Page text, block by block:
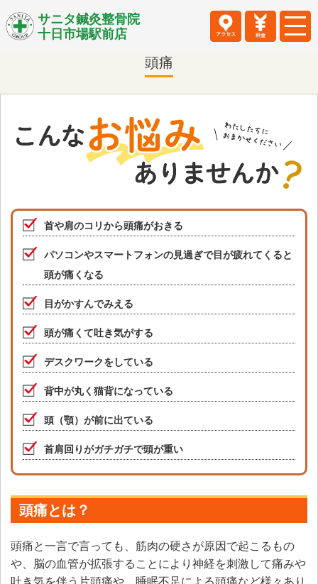
サニタ鍼灸整骨院
十日市場駅前店
頭痛
首や肩のコリから頭痛がおきる
パソコンやスマートフォンの見過ぎで目が疲れてくると
頭が痛くなる
目がかすんでみえる
頭が痛くて吐き気がする
デスクワークをしている
背中が丸く猫背になっている
頭（顎）が前に出ている
首肩回りがガチガチで頭が重い
頭痛とは？
頭痛と一言で言っても、筋肉の硬さが原因で起こるもの
や、脳の血管が拡張することにより神経を刺激して痛みや